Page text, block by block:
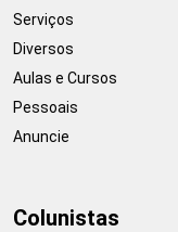
Serviços
Diversos
Aulas e Cursos
Pessoais
Anuncie
Colunistas